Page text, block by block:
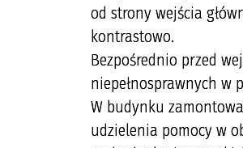
od strony wejścia
kontrastowo.
Bezpośrednio przed
niepełnosprawnych w
W budynku
udzielenia pomocy w